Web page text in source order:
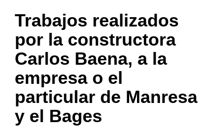
Trabajos realizados
por la constructora
Carlos Baena, a la
empresa o el
particular de Manresa
y el Bages